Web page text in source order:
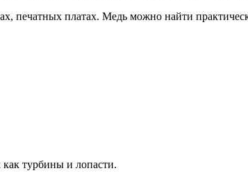
печатных платах. Медь можно найти
турбины и лопасти.